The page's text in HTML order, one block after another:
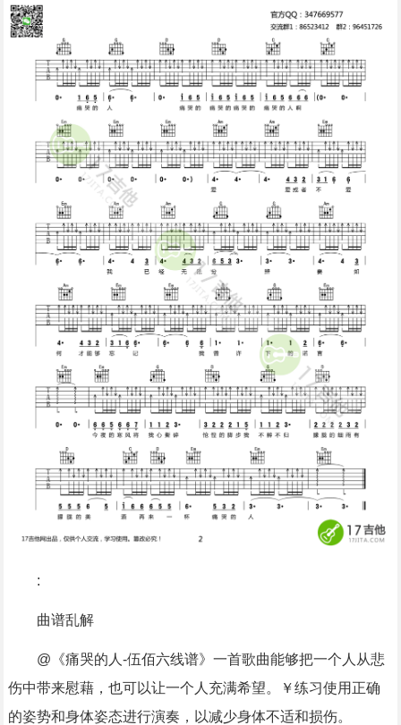
:
曲谱乱解
@《痛哭的人-伍佰六线谱》一首歌曲能够把一个人从悲
伤中带来慰藉，也可以让一个人充满希望。￥练习使用正确
的姿势和身体姿态进行演奏，以减少身体不适和损伤。